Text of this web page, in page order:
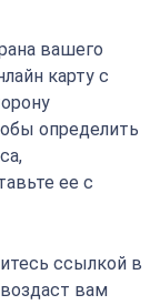
вашего
карту с
определить
ее с
ссылкой в
вам